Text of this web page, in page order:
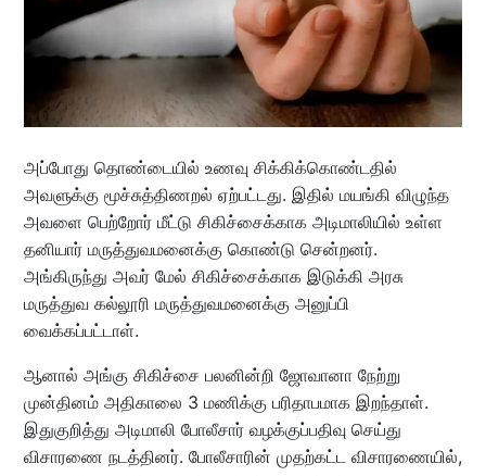
அப்போது தொண்டையில் உணவு சிக்கிக்கொண்டதில்
அவளுக்கு மூச்சுத்திணறல் ஏற்பட்டது. இதில் மயங்கி விழுந்த
அவளை பெற்றோர் மீட்டு சிகிச்சைக்காக அடிமாலியில் உள்ள
தனியார் மருத்துவமனைக்கு கொண்டு சென்றனர்.
அங்கிருந்து அவர் மேல் சிகிச்சைக்காக இடுக்கி அரசு
மருத்துவ கல்லூரி மருத்துவமனைக்கு அனுப்பி
வைக்கப்பட்டாள்.
ஆனால் அங்கு சிகிச்சை பலனின்றி ஜோவானா நேற்று
முன்தினம் அதிகாலை 3 மணிக்கு பரிதாபமாக இறந்தாள்.
இதுகுறித்து அடிமாலி போலீசார் வழக்குப்பதிவு செய்து
விசாரணை நடத்தினர். போலீசாரின் முதற்கட்ட விசாரணையில்,